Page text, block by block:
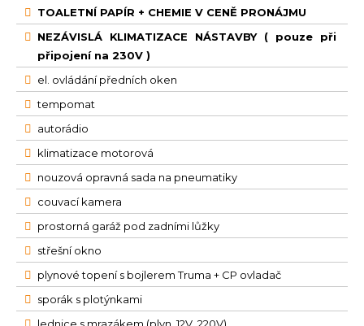
TOALETNÍ PAPÍR + CHEMIE V CENĚ PRONÁJMU
NEZÁVISLÁ KLIMATIZACE NÁSTAVBY ( pouze při
připojení na 230V )
el. ovládání předních oken
tempomat
autorádio
klimatizace motorová
nouzová opravná sada na pneumatiky
couvací kamera
prostorná garáž pod zadními lůžky
střešní okno
plynové topení s bojlerem Truma + CP ovladač
sporák s plotýnkami
lednice s mrazákem (plyn, 12V, 220V)